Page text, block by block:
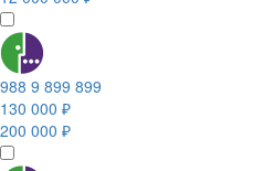
988 9 899 899
130 000 ₽
200 000 ₽